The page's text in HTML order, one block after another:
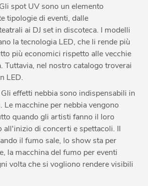
Gli spot UV sono un elemento
tipologie di eventi, dalle
ai DJ set in discoteca. I modelli
la tecnologia LED, che li rende più
più economici rispetto alle vecchie
Tuttavia, nel nostro catalogo troverai
LED.
Gli effetti nebbia sono indispensabili in
Le macchine per nebbia vengono
quando gli artisti fanno il loro
all'inizio di concerti e spettacoli. Il
il fumo sale, lo show sta per
la macchina del fumo per eventi
volta che si vogliono rendere visibili